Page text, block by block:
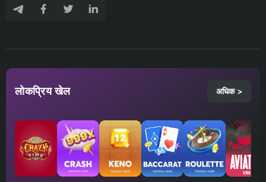
लोकप्रिय खेल अधिक >